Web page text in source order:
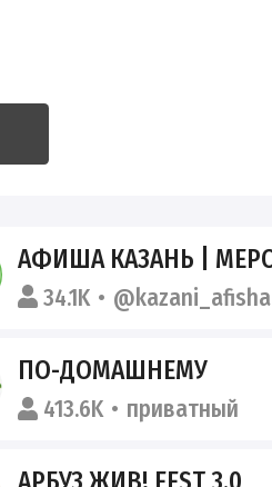
АФИША КАЗАНЬ | МЕРОПРИЯТИЯ КАЗАНИ |
34.1K @kazani_afisha
ПО-ДОМАШНЕМУ
413.6K приватный